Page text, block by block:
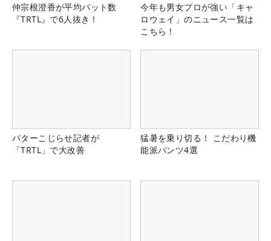
仲宗根澄香が平均パット数
『TRTL』で6人抜き！
今年も男女プロが強い「キャ
ロウェイ」のニュース一覧は
こちら！
パターこじらせ記者が
「TRTL」で大改善
猛暑を乗り切る！ こだわり機
能派パンツ4選